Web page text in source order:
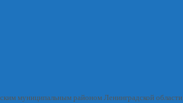
муниципальным районом Ленинградской области